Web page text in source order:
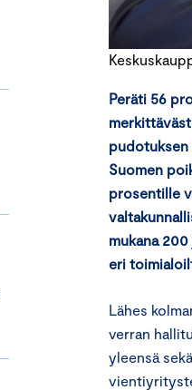
Peräti 56
pudotuksen
Suomen
prosentille
mukana
eri
Lähes
verran
yleensä